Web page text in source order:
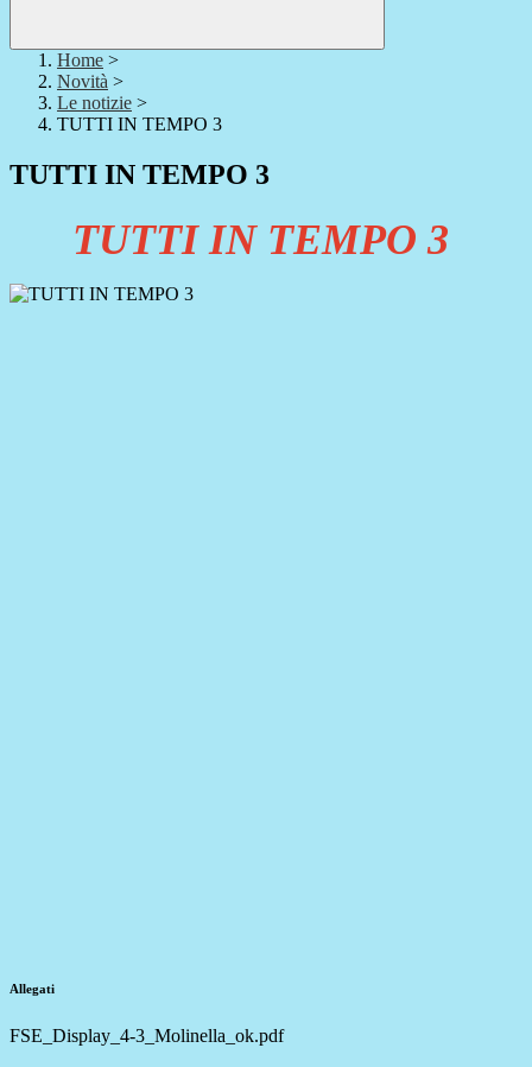
Home >
Novità >
Le notizie >
TUTTI IN TEMPO 3
TUTTI IN TEMPO 3
TUTTI IN TEMPO 3
Allegati
FSE_Display_4-3_Molinella_ok.pdf